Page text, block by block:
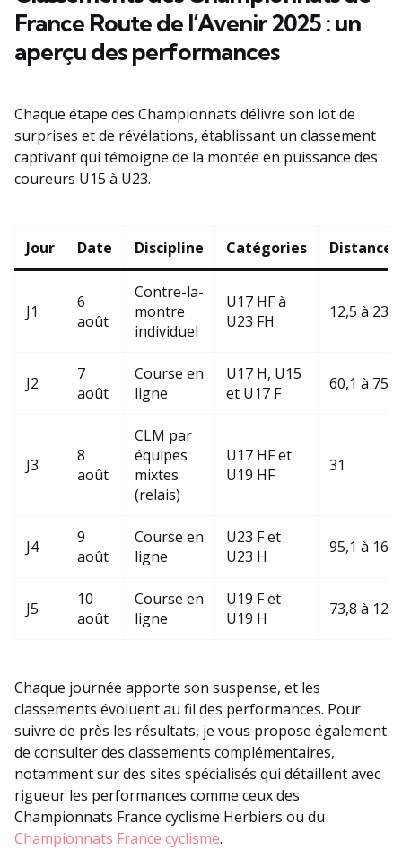
France Route de l’Avenir 2025 : un
aperçu des performances
Chaque étape des Championnats délivre son lot de
surprises et de révélations, établissant un classement
captivant qui témoigne de la montée en puissance des
coureurs U15 à U23.
Jour Date Discipline Catégories Distance
J1
6
août
Contre-la-
montre
individuel
U17 HF à
U23 FH
12,5 à 23,9
J2
7
août
Course en
ligne
U17 H, U15
et U17 F
60,1 à 75,6
J3
8
août
CLM par
équipes
mixtes
(relais)
U17 HF et
U19 HF
31
J4
9
août
Course en
ligne
U23 F et
U23 H
95,1 à
J5
10
août
Course en
ligne
U19 F et
U19 H
73,8 à
Chaque journée apporte son suspense, et les
classements évoluent au fil des performances. Pour
suivre de près les résultats, je vous propose également
de consulter des classements complémentaires,
notamment sur des sites spécialisés qui détaillent avec
rigueur les performances comme ceux des
Championnats France cyclisme Herbiers ou du
Championnats France cyclisme.